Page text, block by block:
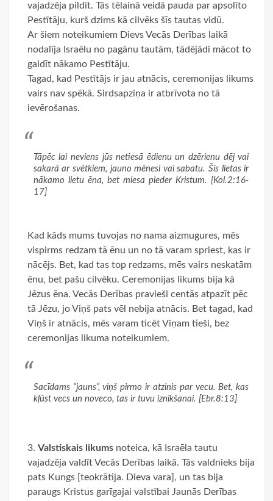
vajadzēja pildīt. Tās tēlainā veidā pauda par apsolīto
Pestītāju, kurš dzims kā cilvēks šīs tautas vidū.
Ar šiem noteikumiem Dievs Vecās Derības laikā
nodalīja Israēlu no pagānu tautām, tādējādi mācot to
gaidīt nākamo Pestītāju.
Tagad, kad Pestītājs ir jau atnācis, ceremonijas likums
vairs nav spēkā. Sirdsapziņa ir atbrīvota no tā
ievērošanas.
Tāpēc lai neviens jūs netiesā ēdienu un dzērienu dēj vai
sakarā ar svētkiem, jauno mēnesi vai sabatu. Šīs lietas ir
nākamo lietu ēna, bet miesa pieder Kristum. [Kol.2:16-
17]
Kad kāds mums tuvojas no nama aizmugures, mēs
vispirms redzam tā ēnu un no tā varam spriest, kas ir
nācējs. Bet, kad tas top redzams, mēs vairs neskatām
ēnu, bet pašu cilvēku. Ceremonijas likums bija kā
Jēzus ēna. Vecās Derības pravieši centās atpazīt pēc
tā Jēzu, jo Viņš pats vēl nebija atnācis. Bet tagad, kad
Viņš ir atnācis, mēs varam ticēt Viņam tieši, bez
ceremonijas likuma noteikumiem.
Sacīdams “jauns”, viņš pirmo ir atzinis par vecu. Bet, kas
kļūst vecs un noveco, tas ir tuvu iznīkšanai. [Ebr.8:13]
Valstiskais likums noteica, kā Israēla tautu
vajadzēja valdīt Vecās Derības laikā. Tās valdnieks bija
pats Kungs [teokrātija. Dieva vara], un tas bija
paraugs Kristus garīgajai valstībai Jaunās Derības